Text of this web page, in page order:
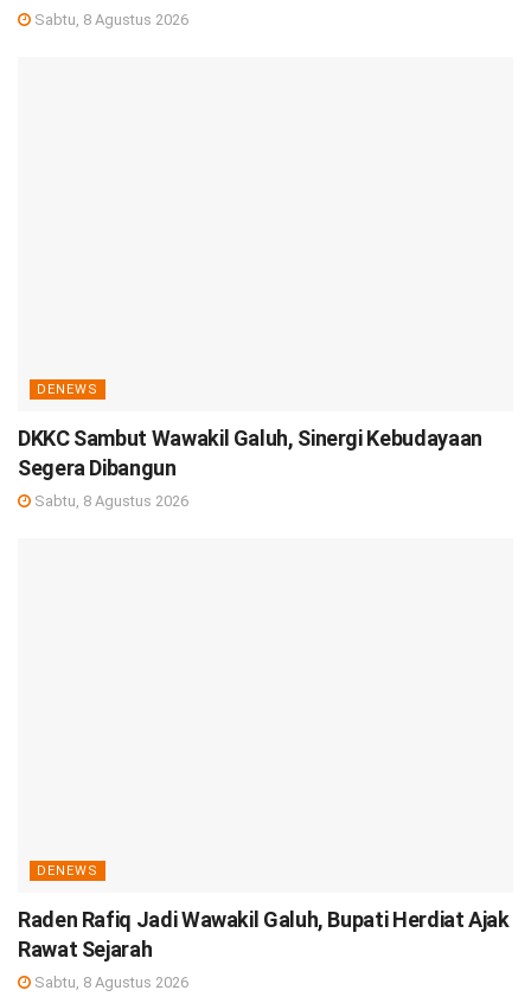
Sabtu, 8 Agustus 2026
DENEWS
DKKC Sambut Wawakil Galuh, Sinergi Kebudayaan
Segera Dibangun
Sabtu, 8 Agustus 2026
DENEWS
Raden Rafiq Jadi Wawakil Galuh, Bupati Herdiat Ajak
Rawat Sejarah
Sabtu, 8 Agustus 2026